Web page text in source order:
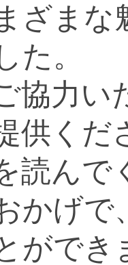
ざまな
た。
協力い
供くだ
読んで
かげで
ができ